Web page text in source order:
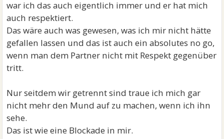
war ich das auch eigentlich immer und er hat mich
auch respektiert.
Das wäre auch was gewesen, was ich mir nicht hätte
gefallen lassen und das ist auch ein absolutes no go,
wenn man dem Partner nicht mit Respekt gegenüber
tritt.
Nur seitdem wir getrennt sind traue ich mich gar
nicht mehr den Mund auf zu machen, wenn ich ihn
sehe.
Das ist wie eine Blockade in mir.